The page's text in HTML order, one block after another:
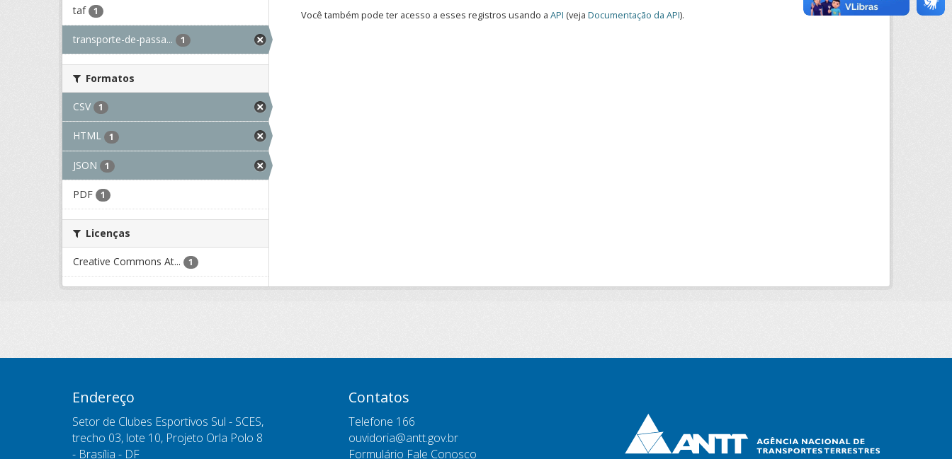
taf 1
transporte-de-passa... 1
Formatos
CSV 1
HTML 1
JSON 1
PDF 1
Licenças
Creative Commons At... 1
Você também pode ter acesso a esses registros usando a API (veja Documentação da API).
Endereço
Setor de Clubes Esportivos Sul - SCES,
trecho 03, lote 10, Projeto Orla Polo 8
- Brasília - DF
Contatos
Telefone 166
ouvidoria@antt.gov.br
Formulário Fale Conosco